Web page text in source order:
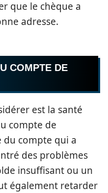
que le chèque a
adresse.
COMPTE DE
est la santé
compte de
du compte qui a
des problèmes
insuffisant ou un
également retarder